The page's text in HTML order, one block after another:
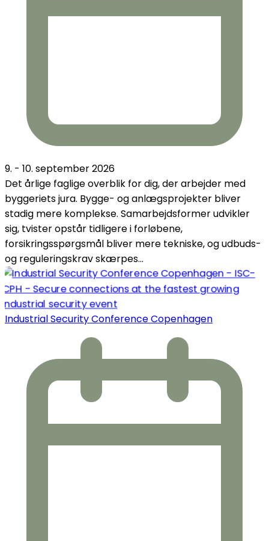
9. - 10. september 2026
Det årlige faglige overblik for dig, der arbejder med
byggeriets jura. Bygge- og anlægsprojekter bliver
stadig mere komplekse. Samarbejdsformer udvikler
sig, tvister opstår tidligere i forløbene,
forsikringsspørgsmål bliver mere tekniske, og udbuds-
og reguleringskrav skærpes...
Industrial Security Conference Copenhagen